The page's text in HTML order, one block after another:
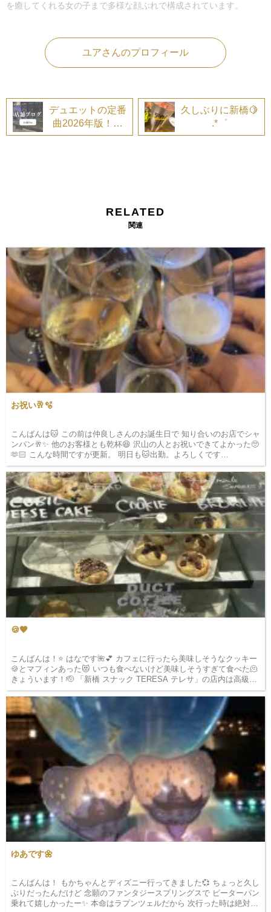
を癒してくれる女の子まで多様な顔ぶれで構成されています。
ユアさんのプロフィール
デュエットの定番
曲2026年版！マ
マやキャストと一
久しぶりに新橋🍋
.*゜
RELATED
こんばんは🐱 この前は仲良しさんのお誕生日で 知り合いのお店でシャ
ンパン🥂✨ 他のお客様とも乾杯😆 沢山の人とお祝いできてよかった🥺
🫶🏻 こんな時間ですが更新。 明日も🐱出勤。よろしくです…
🍪🤎
こんばんは！⭐️ はなです🌺💕 カフェに行ったら美味しそうなクッキー
🍪とマフィンあった😻 いつも食べないけど美味しそうすぎて食べた🫠
きょういます！🫡 「新橋 スナック TERESA テレサ」の店内は高級…
ゆあです🌼
こんばんは！ もかちゃんとディズニー行ってきました💞 ちょっと久し
ぶりだったんだけど 念願のファンタジースプリングスで ピーターパン
乗れて嬉しかったー✨ 本命はラプンツェルだから 次行った時は絶対乗